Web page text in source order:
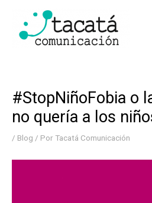
contenido
#StopNiñoFobia o
no quería a los
/ Blog / PorTacatá Comunicación